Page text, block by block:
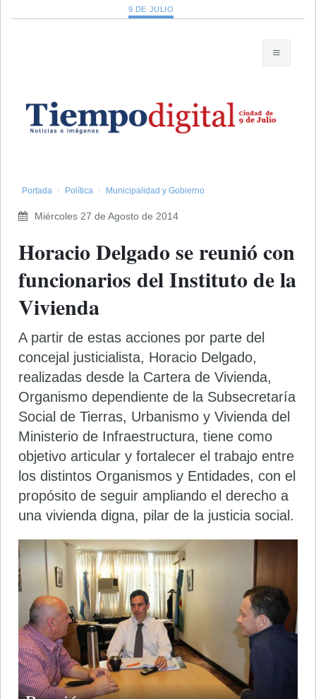
9 DE JULIO
Portada Política Municipalidad y Gobierno
Miércoles 27 de Agosto de 2014
Horacio Delgado se reunió con
funcionarios del Instituto de la
Vivienda
A partir de estas acciones por parte del
concejal justicialista, Horacio Delgado,
realizadas desde la Cartera de Vivienda,
Organismo dependiente de la Subsecretaría
Social de Tierras, Urbanismo y Vivienda del
Ministerio de Infraestructura, tiene como
objetivo articular y fortalecer el trabajo entre
los distintos Organismos y Entidades, con el
propósito de seguir ampliando el derecho a
una vivienda digna, pilar de la justicia social.